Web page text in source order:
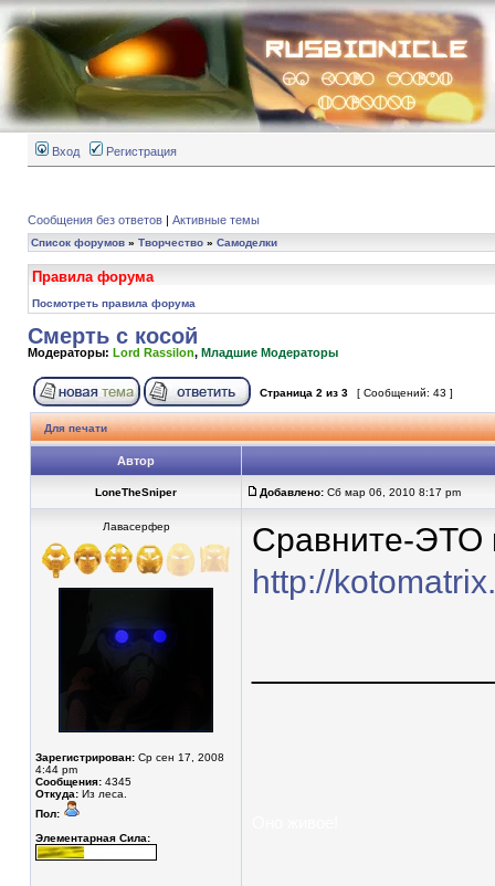
Вход Регистрация
Сообщения без ответов | Активные темы
Список форумов » Творчество » Самоделки
Правила форума
Посмотреть правила форума
Смерть с косой
Модераторы: Lord Rassilon, Младшие Модераторы
Страница 2 из 3 [ Сообщений: 43 ]
Для печати
Автор
LoneTheSniper Добавлено: Сб мар 06, 2010 8:17 pm
Лавасерфер
Зарегистрирован: Ср сен 17, 2008
4:44 pm
Сообщения: 4345
Откуда: Из леса.
Пол:
Элементарная Сила:
Сравните-ЭТО
http://